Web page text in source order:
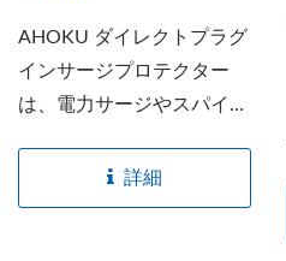
ーはオプションです。
AHOKU ダイレクトプラグ
インサージプロテクター
は、電力サージやスパイク
果的な方法です。...
詳細